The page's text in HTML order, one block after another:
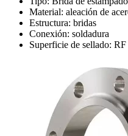
Material: aleación de
Estructura: bridas
Conexión: soldadura
Superficie de sellado: RF